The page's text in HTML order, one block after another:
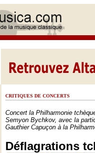
CRITIQUES DE CONCERTS
Concert la Philharmonie
Semyon Bychkov, avec la
Gauthier Capuçon à la
Déflagrations